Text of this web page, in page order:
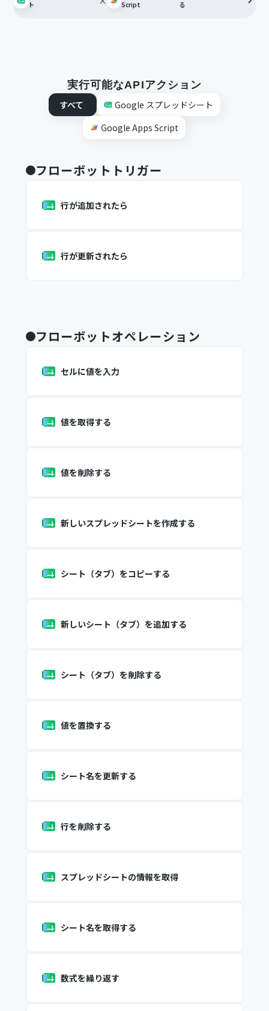
ト
Script
る
実行可能なAPIアクション
すべて
Google スプレッドシート
Google Apps Script
フローボットトリガー
行が追加されたら
行が更新されたら
フローボットオペレーション
セルに値を入力
値を取得する
値を削除する
新しいスプレッドシートを作成する
シート（タブ）をコピーする
新しいシート（タブ）を追加する
シート（タブ）を削除する
値を置換する
シート名を更新する
行を削除する
スプレッドシートの情報を取得
シート名を取得する
数式を繰り返す